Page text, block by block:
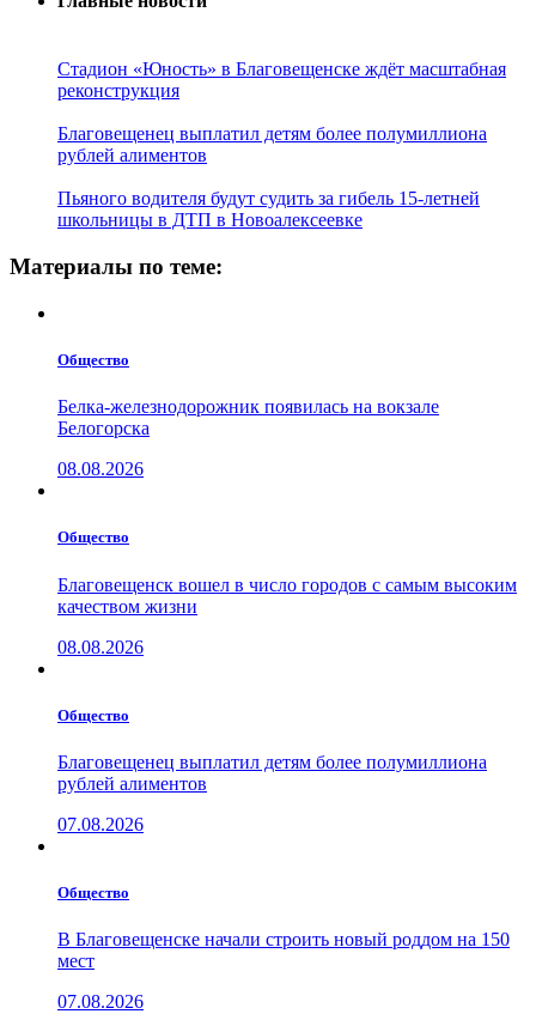
Стадион «Юность» в Благовещенске ждёт масштабная
реконструкция
Благовещенец выплатил детям более полумиллиона
рублей алиментов
Пьяного водителя будут судить за гибель 15-летней
школьницы в ДТП в Новоалексеевке
Материалы по теме:
Общество
Белка-железнодорожник появилась на вокзале
Белогорска
08.08.2026
Общество
Благовещенск вошел в число городов с самым высоким
качеством жизни
08.08.2026
Общество
Благовещенец выплатил детям более полумиллиона
рублей алиментов
07.08.2026
Общество
В Благовещенске начали строить новый роддом на 150
мест
07.08.2026